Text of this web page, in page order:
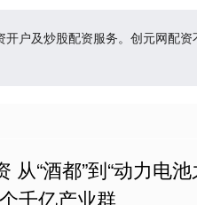
户及炒股配资服务。创元网配
从“酒都”到“动力电
千亿产业群